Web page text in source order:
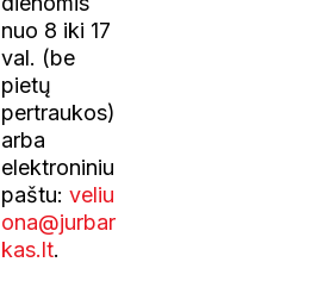
nuo 8 iki 17
val. (be
pietų
pertraukos)
arba
elektroniniu
paštu:veliu
ona@jurbar
kas.lt.